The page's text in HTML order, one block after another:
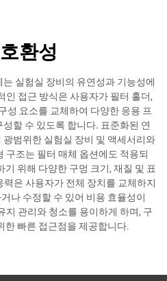
환성
실험실 장비의 유연성과 기능성에
인 접근 방식은 사용자가 필터 홀더,
성 요소를 교체하여 다양한 응용 프
할 수 있도록 합니다. 표준화된 연
범위한 실험실 장비 및 액세서리와
구조는 필터 매체 옵션에도 적용되
위해 다양한 구멍 크기, 재질 및 표
은 사용자가 전체 장치를 교체하지
나 수정할 수 있어 비용 효율성이
지 관리와 청소를 용이하게 하며, 구
한 빠른 접근점을 제공합니다.